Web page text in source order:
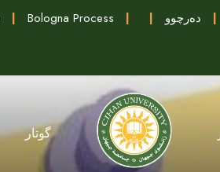
| دەرچوو |
| Bologna Process
|
گوتار